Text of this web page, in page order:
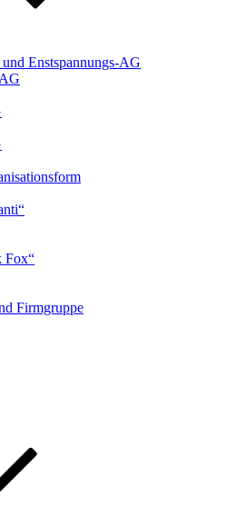
Enstspannungs-AG
Fox“
Firmgruppe